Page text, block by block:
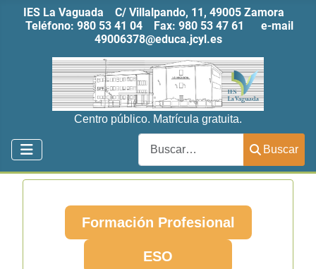
IES La Vaguada C/ Villalpando, 11, 49005 Zamora
Teléfono: 980 53 41 04 Fax: 980 53 47 61 e-mail
49006378@educa.jcyl.es
Centro público. Matrícula gratuita.
Buscar
Formación Profesional
ESO